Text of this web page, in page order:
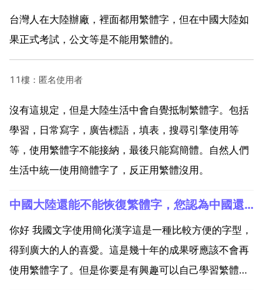
台灣人在大陸辦廠，裡面都用繁體字，但在中國大陸如
果正式考試，公文等是不能用繁體的。
11樓：匿名使用者
沒有這規定，但是大陸生活中會自覺抵制繁體字。包括
學習，日常寫字，廣告標語，填表，搜尋引擎使用等
等，使用繁體字不能接納，最後只能寫簡體。自然人們
生活中統一使用簡體字了，反正用繁體沒用。
中國大陸還能不能恢復繁體字，您認為中國還會不會恢復繁體字
你好 我國文字使用簡化漢字這是一種比較方便的字型，
得到廣大的人的喜愛。這是幾十年的成果呀應該不會再
使用繁體字了。但是你要是有興趣可以自己學習繁體